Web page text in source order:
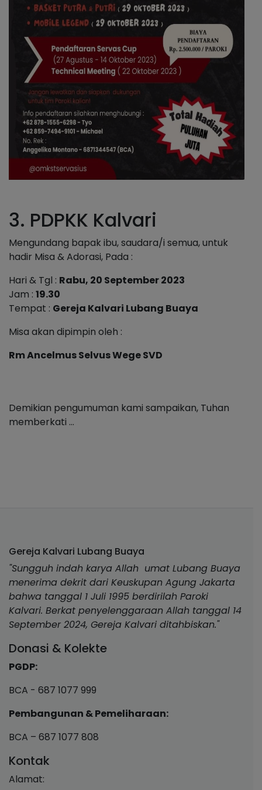
3. PDPKK Kalvari
Mengundang bapak ibu, saudara/i semua, untuk
hadir Misa & Adorasi, Pada :
Hari & Tgl : Rabu, 20 September 2023
Jam : 19.30
Tempat : Gereja Kalvari Lubang Buaya
Misa akan dipimpin oleh :
Rm Ancelmus Selvus Wege SVD
Demikian pengumuman kami sampaikan, Tuhan
memberkati …
Gereja Kalvari Lubang Buaya
"Sungguh indah karya Allah umat Lubang Buaya
menerima dekrit dari Keuskupan Agung Jakarta
bahwa tanggal 1 Juli 1995 berdirilah Paroki
Kalvari. Berkat penyelenggaraan Allah tanggal 14
September 2024, Gereja Kalvari ditahbiskan."
Donasi & Kolekte
PGDP:
BCA - 687 1077 999
Pembangunan & Pemeliharaan:
BCA – 687 1077 808
Kontak
Alamat: